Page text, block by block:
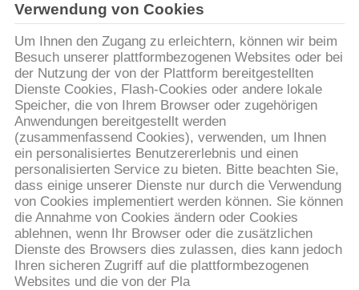
FORDERN
SIE EIN
ZITAT
SITEMAP
DATENSCHUTZRICHTLINIE
Verwendung von Cookies
Um Ihnen den Zugang zu erleichtern, können wir beim
Besuch unserer plattformbezogenen Websites oder bei
der Nutzung der von der Plattform bereitgestellten
Dienste Cookies, Flash-Cookies oder andere lokale
Speicher, die von Ihrem Browser oder zugehörigen
Anwendungen bereitgestellt werden
(zusammenfassend Cookies), verwenden, um Ihnen
ein personalisiertes Benutzererlebnis und einen
personalisierten Service zu bieten. Bitte beachten Sie,
dass einige unserer Dienste nur durch die Verwendung
von Cookies implementiert werden können. Sie können
die Annahme von Cookies ändern oder Cookies
ablehnen, wenn Ihr Browser oder die zusätzlichen
Dienste des Browsers dies zulassen, dies kann jedoch
Ihren sicheren Zugriff auf die plattformbezogenen
Websites und die von der Pla